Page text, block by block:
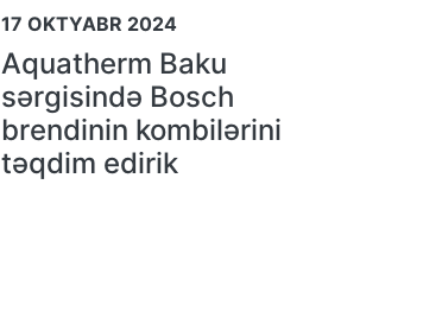
17 OKTYABR 2024
Aquatherm Baku
sərgisində Bosсh
brendinin kombilərini
təqdim edirik